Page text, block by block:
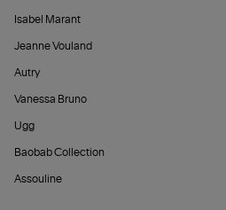
Isabel Marant
Jeanne Vouland
Autry
Vanessa Bruno
Ugg
Baobab Collection
Assouline